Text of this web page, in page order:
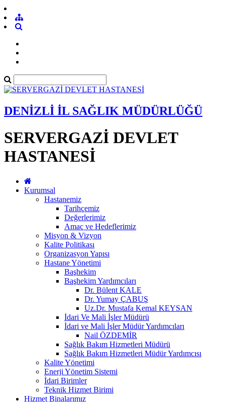
DENİZLİ İL SAĞLIK MÜDÜRLÜĞÜ
SERVERGAZİ DEVLET
HASTANESİ
Kurumsal
Hastanemiz
Tarihçemiz
Değerlerimiz
Amaç ve Hedeflerimiz
Misyon & Vizyon
Kalite Politikası
Organizasyon Yapısı
Hastane Yönetimi
Başhekim
Başhekim Yardımcıları
Dr. Bülent KALE
Dr. Yumay ÇABUŞ
Uz.Dr. Mustafa Kemal KEYSAN
İdari Ve Mali İşler Müdürü
İdari ve Mali İşler Müdür Yardımcıları
Nail ÖZDEMİR
Sağlık Bakım Hizmetleri Müdürü
Sağlık Bakım Hizmetleri Müdür Yardımcısı
Kalite Yönetimi
Enerji Yönetim Sistemi
İdari Birimler
Teknik Hizmet Birimi
Hizmet Binalarımız